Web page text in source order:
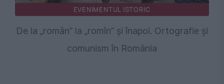
EVENIMENTUL ISTORIC
De la „român” la „romîn” și înapoi. Ortografie și
comunism în România